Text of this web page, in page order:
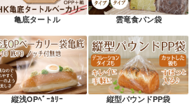
亀底タートル 雲竜食パン袋
縦浅OPﾍﾞｰｶﾘｰ 縦型パウンドPP袋